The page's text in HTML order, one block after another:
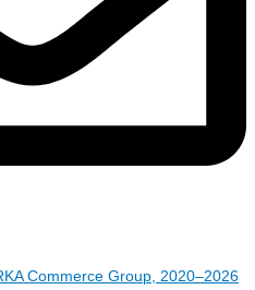
Commerce Group, 2020–2026